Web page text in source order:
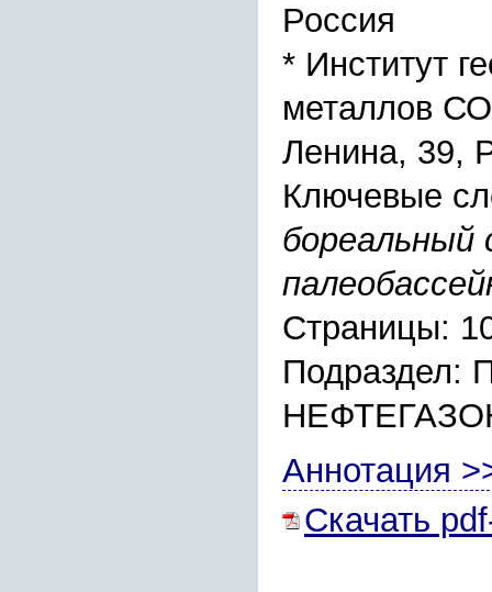
Россия
* Институт
металлов
Ленина, 39,
Ключевые
бореальный
Страницы:
Аннотация
Скачать